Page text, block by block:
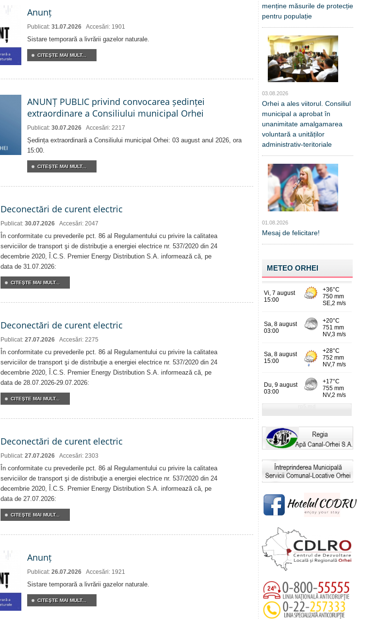
Anunț
Publicat: 31.07.2026 Accesări: 1901
Sistare temporară a livrării gazelor naturale.
CITEŞTE MAI MULT...
ANUNȚ PUBLIC privind convocarea ședinței
extraordinare a Consiliului municipal Orhei
Publicat: 30.07.2026 Accesări: 2217
Ședința extraordinară a Consiliului municipal Orhei: 03 august anul 2026, ora
15:00.
CITEŞTE MAI MULT...
Deconectări de curent electric
Publicat: 30.07.2026 Accesări: 2047
În conformitate cu prevederile pct. 86 al Regulamentului cu privire la calitatea
serviciilor de transport şi de distribuţie a energiei electrice nr. 537/2020 din 24
decembrie 2020, Î.C.S. Premier Energy Distribution S.A. informează că, pe
data de 31.07.2026:
CITEŞTE MAI MULT...
Deconectări de curent electric
Publicat: 27.07.2026 Accesări: 2275
În conformitate cu prevederile pct. 86 al Regulamentului cu privire la calitatea
serviciilor de transport şi de distribuţie a energiei electrice nr. 537/2020 din 24
decembrie 2020, Î.C.S. Premier Energy Distribution S.A. informează că, pe
data de 28.07.2026-29.07.2026:
CITEŞTE MAI MULT...
Deconectări de curent electric
Publicat: 27.07.2026 Accesări: 2303
În conformitate cu prevederile pct. 86 al Regulamentului cu privire la calitatea
serviciilor de transport şi de distribuţie a energiei electrice nr. 537/2020 din 24
decembrie 2020, Î.C.S. Premier Energy Distribution S.A. informează că, pe
data de 27.07.2026:
CITEŞTE MAI MULT...
Anunț
Publicat: 26.07.2026 Accesări: 1921
Sistare temporară a livrării gazelor naturale.
CITEŞTE MAI MULT...
menține măsurile de protecție
pentru populație
03.08.2026
Orhei a ales viitorul. Consiliul
municipal a aprobat în
unanimitate amalgamarea
voluntară a unităților
administrativ-teritoriale
01.08.2026
Mesaj de felicitare!
METEO ORHEI